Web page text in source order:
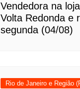
Vendedora na
Volta Redonda e
segunda (04/08)
Rio de Janeiro e Região